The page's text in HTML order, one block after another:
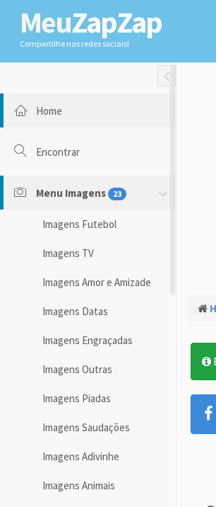
MeuZapZap
Compartilhe nas redes sociais!
Toggle
Home
Encontrar
Menu Imagens 23
Imagens Futebol
Imagens TV
Imagens Amor e Amizade
Imagens Datas
Imagens Engraçadas
Imagens Outras
Imagens Piadas
Imagens Saudações
Imagens Adivinhe
Imagens Animais